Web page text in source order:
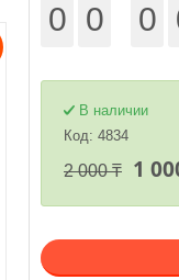
0 0 0
В наличии
Код: 4834
2 000 ₸ 1